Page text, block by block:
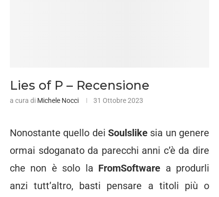
Lies of P – Recensione
a cura di Michele Nocci 31 Ottobre 2023
Nonostante quello dei Soulslike sia un genere
ormai sdoganato da parecchi anni c’è da dire
che non è solo la FromSoftware a produrli
anzi tutt’altro, basti pensare a titoli più o